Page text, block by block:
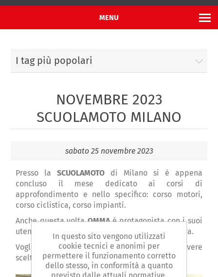
MENU
I tag più popolari
NOVEMBRE 2023
SCUOLAMOTO MILANO
sabato 25 novembre 2023
Presso laSCUOLAMOTO di Milano si è appena
concluso il mese dedicato ai corsi di
approfondimento e nello specifico: corso motori,
corso ciclistica, corso impianti.
Anche questa voltaOMMAè protagonista con i suoi
utensili professionali per ogni esigenza lavorativa.
Vogliamo ringraziare Marco Zacchetti, per avere
scelto la qualità dei nostri prodotti.
In questo sito vengono utilizzati
cookie tecnici e anonimi per
permettere il funzionamento corretto
dello stesso, in conformità a quanto
previsto dalle attuali normative.